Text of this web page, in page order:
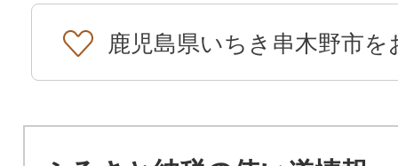
鹿児島県いちき串木野市を